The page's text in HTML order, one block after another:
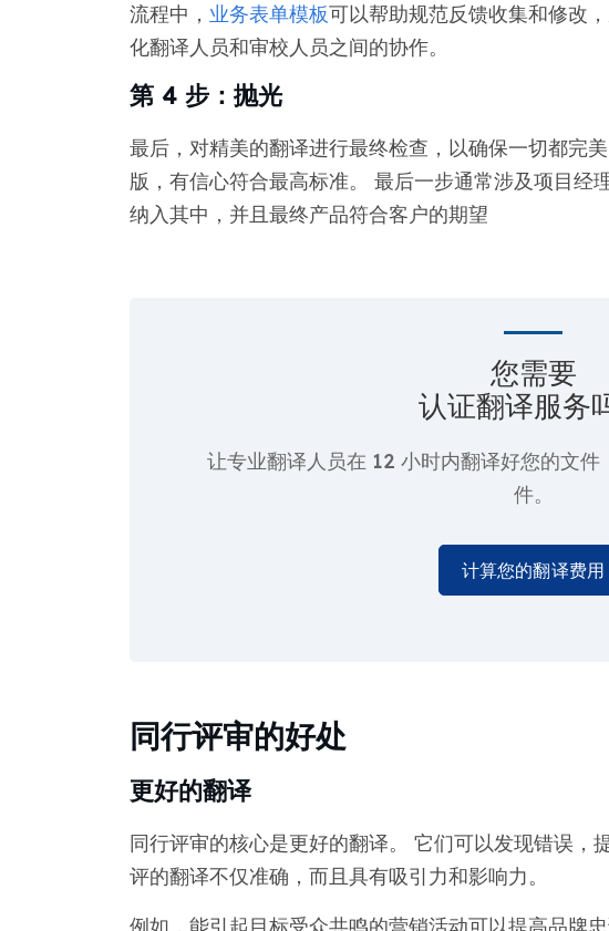
流程中， 业务表单模板可以帮助规范反馈收集和修改
化翻译人员和审校人员之间的协作。
第 4 步：抛光
最后，对精美的翻译进行最终检查，以确保一切都完
版，有信心符合最高标准。 最后一步通常涉及项目经
纳入其中，并且最终产品符合客户的期望
您需要
认证翻译服务
让专业翻译人员在 12 小时内翻译好您的文件
件。
计算您的翻译费用
同行评审的好处
更好的翻译
同行评审的核心是更好的翻译。 它们可以发现错误，
评的翻译不仅准确，而且具有吸引力和影响力。